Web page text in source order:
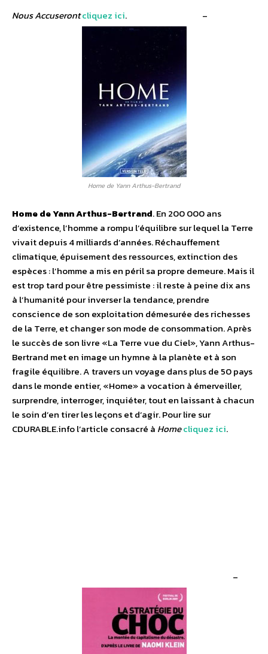
Nous Accuserontcliquez ici. –
Home de Yann Arthus-Bertrand
Home de Yann Arthus-Bertrand. En 200 000 ans
d’existence, l’homme a rompu l’équilibre sur lequel la Terre
vivait depuis 4 milliards d’années. Réchauffement
climatique, épuisement des ressources, extinction des
espèces : l’homme a mis en péril sa propre demeure. Mais il
est trop tard pour être pessimiste : il reste à peine dix ans
à l’humanité pour inverser la tendance, prendre
conscience de son exploitation démesurée des richesses
de la Terre, et changer son mode de consommation. Après
le succès de son livre «La Terre vue du Ciel», Yann Arthus-
Bertrand met en image un hymne à la planète et à son
fragile équilibre. A travers un voyage dans plus de 50 pays
dans le monde entier, «Home» a vocation à émerveiller,
surprendre, interroger, inquiéter, tout en laissant à chacun
le soin d’en tirer les leçons et d’agir. Pour lire sur
CDURABLE.info l’article consacré à Homecliquez ici.
–